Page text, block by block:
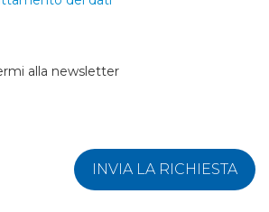
alla newsletter
INVIA LA RICHIESTA